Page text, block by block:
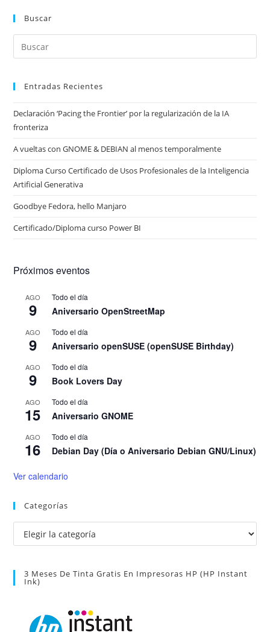
Buscar
Entradas Recientes
Declaración ‘Pacing the Frontier’ por la regularización de la IA
fronteriza
A vueltas con GNOME & DEBIAN al menos temporalmente
Diploma Curso Certificado de Usos Profesionales de la Inteligencia
Artificial Generativa
Goodbye Fedora, hello Manjaro
Certificado/Diploma curso Power BI
Próximos eventos
AGO
9
Todo el día
Aniversario OpenStreetMap
AGO
9
Todo el día
Aniversario openSUSE (openSUSE Birthday)
AGO
9
Todo el día
Book Lovers Day
AGO
15
Todo el día
Aniversario GNOME
AGO
16
Todo el día
Debian Day (Día o Aniversario Debian GNU/Linux)
Ver calendario
Categorías
Categorías
3 Meses De Tinta Gratis En Impresoras HP (HP Instant
Ink)